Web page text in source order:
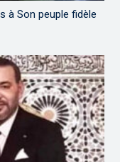
à Son peuple fidèle